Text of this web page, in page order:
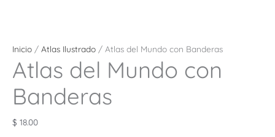
Inicio / Atlas Ilustrado / Atlas del Mundo con Banderas
Atlas del Mundo con
Banderas
$ 18.00